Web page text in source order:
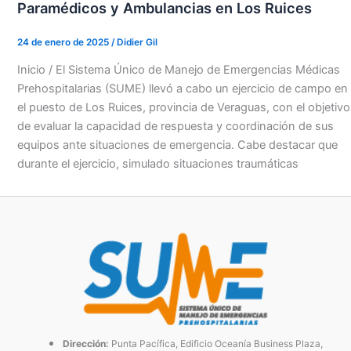
Paramédicos y Ambulancias en Los Ruices
24 de enero de 2025 /Didier Gil
Inicio / El Sistema Único de Manejo de Emergencias Médicas
Prehospitalarias (SUME) llevó a cabo un ejercicio de campo en
el puesto de Los Ruices, provincia de Veraguas, con el objetivo
de evaluar la capacidad de respuesta y coordinación de sus
equipos ante situaciones de emergencia. Cabe destacar que
durante el ejercicio, simulado situaciones traumáticas
Dirección: Punta Pacífica, Edificio Oceanía Business Plaza,